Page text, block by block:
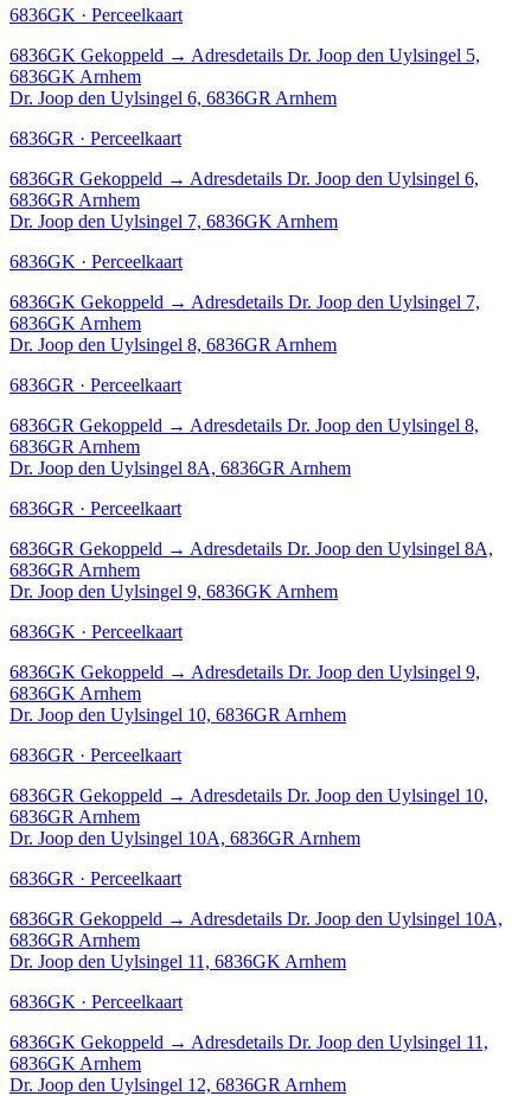
6836GK · Perceelkaart
6836GK Gekoppeld → Adresdetails Dr. Joop den Uylsingel 5,
6836GK Arnhem
Dr. Joop den Uylsingel 6, 6836GR Arnhem
6836GR · Perceelkaart
6836GR Gekoppeld → Adresdetails Dr. Joop den Uylsingel 6,
6836GR Arnhem
Dr. Joop den Uylsingel 7, 6836GK Arnhem
6836GK · Perceelkaart
6836GK Gekoppeld → Adresdetails Dr. Joop den Uylsingel 7,
6836GK Arnhem
Dr. Joop den Uylsingel 8, 6836GR Arnhem
6836GR · Perceelkaart
6836GR Gekoppeld → Adresdetails Dr. Joop den Uylsingel 8,
6836GR Arnhem
Dr. Joop den Uylsingel 8A, 6836GR Arnhem
6836GR · Perceelkaart
6836GR Gekoppeld → Adresdetails Dr. Joop den Uylsingel 8A,
6836GR Arnhem
Dr. Joop den Uylsingel 9, 6836GK Arnhem
6836GK · Perceelkaart
6836GK Gekoppeld → Adresdetails Dr. Joop den Uylsingel 9,
6836GK Arnhem
Dr. Joop den Uylsingel 10, 6836GR Arnhem
6836GR · Perceelkaart
6836GR Gekoppeld → Adresdetails Dr. Joop den Uylsingel 10,
6836GR Arnhem
Dr. Joop den Uylsingel 10A, 6836GR Arnhem
6836GR · Perceelkaart
6836GR Gekoppeld → Adresdetails Dr. Joop den Uylsingel 10A,
6836GR Arnhem
Dr. Joop den Uylsingel 11, 6836GK Arnhem
6836GK · Perceelkaart
6836GK Gekoppeld → Adresdetails Dr. Joop den Uylsingel 11,
6836GK Arnhem
Dr. Joop den Uylsingel 12, 6836GR Arnhem